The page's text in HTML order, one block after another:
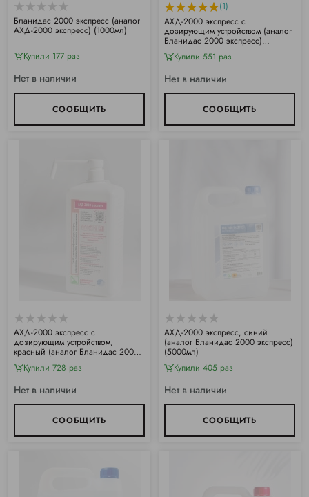
Бланидас 2000 экспресс (аналог
АХД-2000 экспресс) (1000мл)
Купили 177 раз
Нет в наличии
СООБЩИТЬ
(1)
АХД-2000 экспресс с
дозирующим устройством (аналог
Бланидас 2000 экспресс)
(1000мл)
Купили 551 раз
Нет в наличии
СООБЩИТЬ
АХД-2000 экспресс с
дозирующим устройством,
красный (аналог Бланидас 2000
экспресс) (1000мл)
Купили 728 раз
Нет в наличии
СООБЩИТЬ
АХД-2000 экспресс, синий
(аналог Бланидас 2000 экспресс)
(5000мл)
Купили 405 раз
Нет в наличии
СООБЩИТЬ